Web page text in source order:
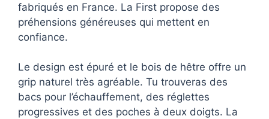
fabriqués en France. La First propose des
préhensions généreuses qui mettent en
confiance.
Le design est épuré et le bois de hêtre offre un
grip naturel très agréable. Tu trouveras des
bacs pour l’échauffement, des réglettes
progressives et des poches à deux doigts. La